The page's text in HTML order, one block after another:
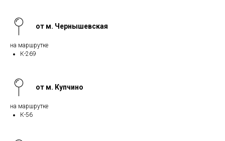
от м. Чернышевская
на маршрутке
К-269
от м. Купчино
на маршрутке
К-56